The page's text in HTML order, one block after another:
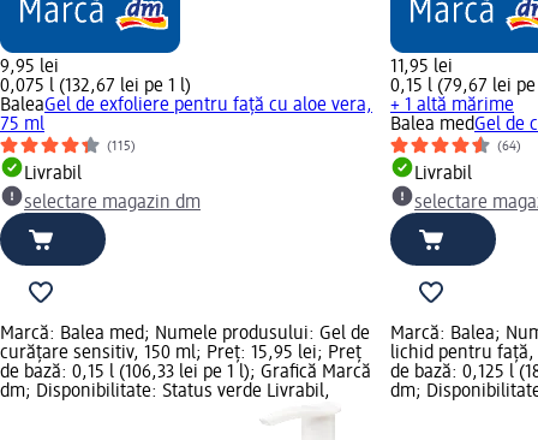
9,95 lei
0,075 l (132,67 lei pe 1 l)
BaleaGel de exfoliere pentru față cu aloe vera,
75 ml
(115)
Livrabil
selectare magazin dm
11,95 lei
0,15 l (79,67 lei pe
+ 1 altă mărime
Balea medGel de
(64)
Livrabil
selectare
Marcă: Balea med; Numele produsului: Gel de
curățare sensitiv, 150 ml; Preț: 15,95 lei; Preț
de bază: 0,15 l (106,33 lei pe 1 l); Grafică Marcă
dm; Disponibilitate: Status verde Livrabil,
Marcă: Balea;
lichid pentru față,
de bază: 0,125 l
dm;